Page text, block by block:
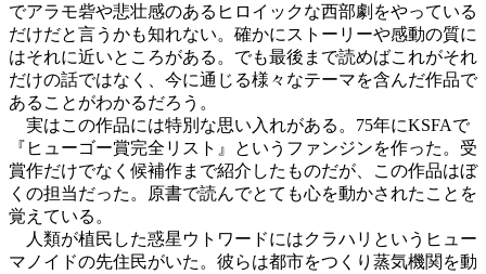
でアラモ砦や悲壮感のあるヒロイックな西部劇をやっている
だけだと言うかも知れない。確かにストーリーや感動の質に
はそれに近いところがある。でも最後まで読めばこれがそれ
だけの話ではなく、今に通じる様々なテーマを含んだ作品で
あることがわかるだろう。
実はこの作品には特別な思い入れがある。75年にKSFAで
『ヒューゴー賞完全リスト』というファンジンを作った。受
賞作だけでなく候補作まで紹介したものだが、この作品はぼ
くの担当だった。原書で読んでとても心を動かされたことを
覚えている。
人類が植民した惑星ウトワードにはクラハリというヒュー
マノイドの先住民がいた。彼らは都市をつくり蒸気機関を動